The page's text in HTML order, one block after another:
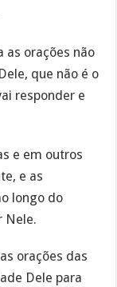
as orações não
que não é o
responder e
e em outros
e as
longo do
Nele.
orações das
Dele para